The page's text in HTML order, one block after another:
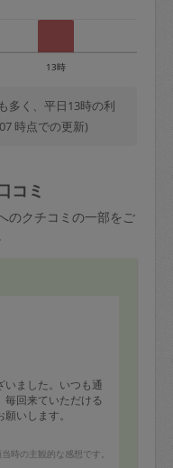
13時
多く、平日13時の利
時点での更新)
コミ
のクチコミの一部をご
いました。いつも通
毎回来ていただける
いします。
時の主観的な感想です。